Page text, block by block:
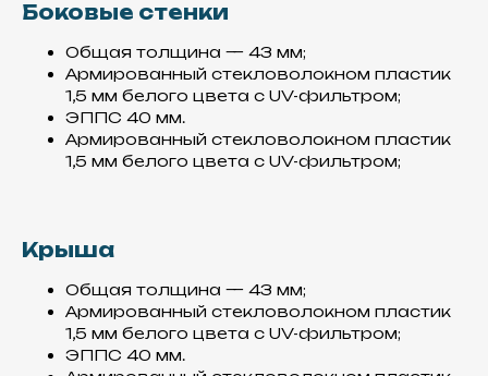
Боковые стенки
Общая толщина — 43 мм;
Армированный стекловолокном пластик
1,5 мм белого цвета с UV-фильтром;
ЭППС 40 мм.
Армированный стекловолокном пластик
1,5 мм белого цвета с UV-фильтром;
Крыша
Общая толщина — 43 мм;
Армированный стекловолокном пластик
1,5 мм белого цвета с UV-фильтром;
ЭППС 40 мм.